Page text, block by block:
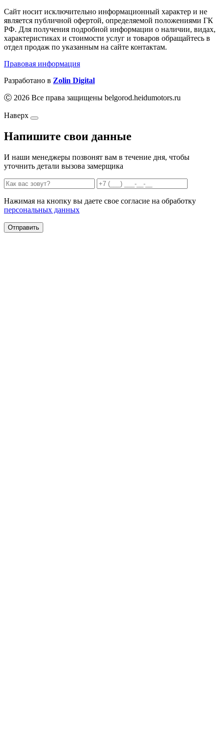
Сайт носит исключительно информационный характер и не
является публичной офертой, определяемой положениями ГК
РФ. Для получения подробной информации о наличии, видах,
характеристиках и стоимости услуг и товаров обращайтесь в
отдел продаж по указанным на сайте контактам.
Правовая информация
Разработано в Zolin Digital
Ⓒ 2026 Все права защищены belgorod.heidumotors.ru
Наверх
Напишите свои данные
И наши менеджеры позвонят вам в течение дня, чтобы
уточнить детали вызова замерщика
Нажимая на кнопку вы даете свое согласие на обработку
персональных данных
Отправить